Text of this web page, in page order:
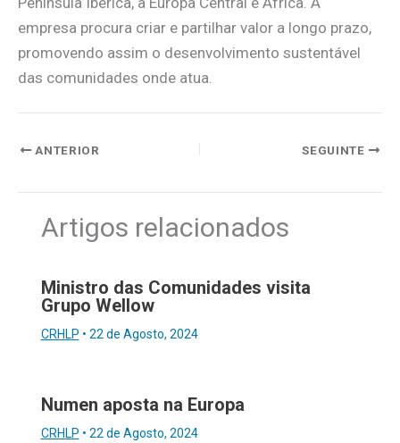
empresa procura criar e partilhar valor a longo prazo,
promovendo assim o desenvolvimento sustentável
das comunidades onde atua.
ANTERIOR SEGUINTE
Artigos relacionados
Ministro das Comunidades visita
Grupo Wellow
CRHLP • 22 de Agosto, 2024
Numen aposta na Europa
CRHLP • 22 de Agosto, 2024